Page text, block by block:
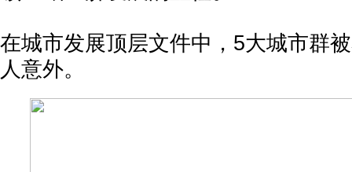
在城市发展顶层文件中，5大城市群
人意外。